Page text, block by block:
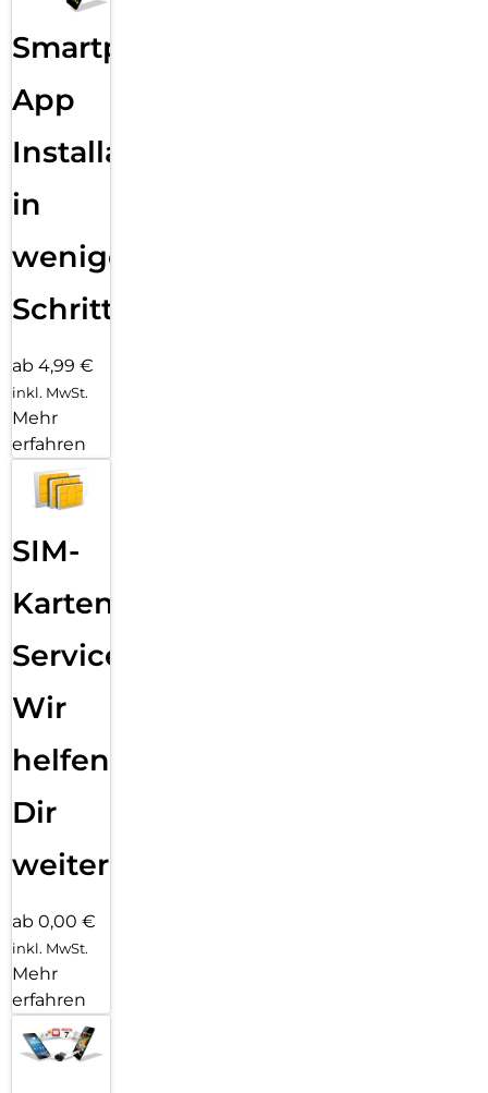
Smartphone
App
Installation
in
wenigen
Schritten
ab 4,99 €
inkl. MwSt.
Mehr
erfahren
SIM-
Karten
Service:
Wir
helfen
Dir
weiter
ab 0,00 €
inkl. MwSt.
Mehr
erfahren